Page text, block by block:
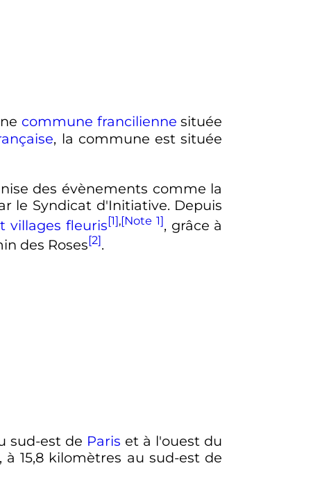
commune francilienne située
, la commune est située
des évènements comme la
le Syndicat d'Initiative. Depuis
villages fleuris[1],[Note 1], grâce à
des Roses[2].
sud-est de Paris et à l'ouest du
à15,8 kilomètres au sud-est de